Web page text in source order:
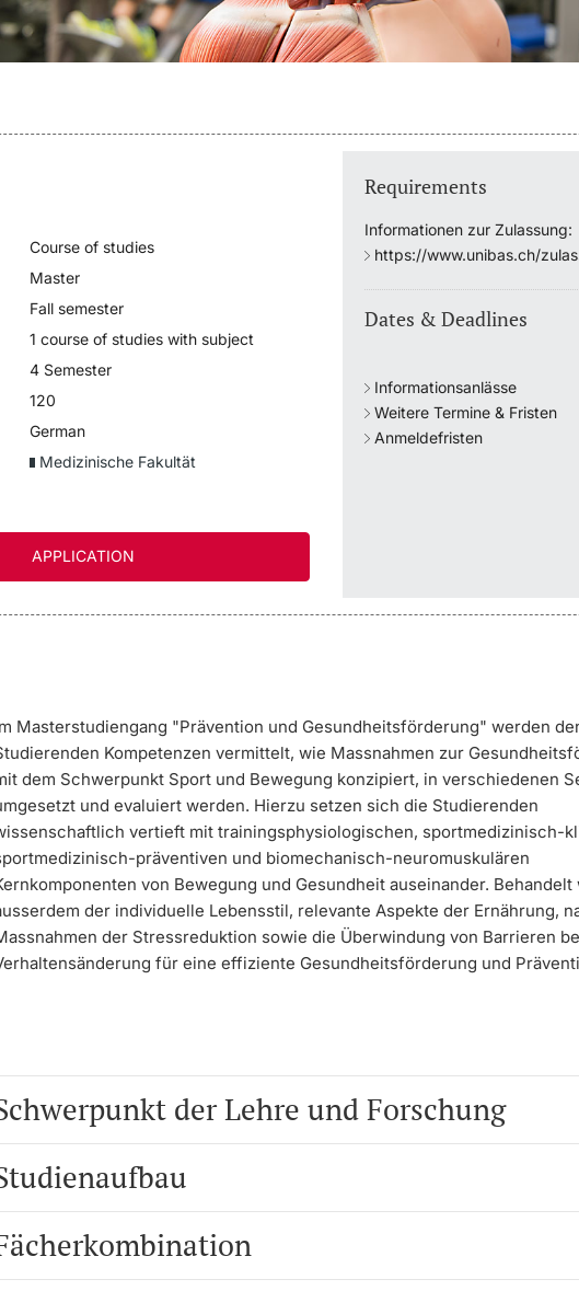
Course of studies
Master
Fall semester
1 course of studies with subject
4 Semester
120
German
Medizinische Fakultät
APPLICATION
Requirements
Informationen zur Zulassung:
https://www.unibas.ch/
Dates & Deadlines
Informationsanlässe
Weitere Termine & Fristen
Anmeldefristen
Masterstudiengang "Prävention und Gesundheitsförderung"werden
Kompetenzen vermittelt, wie Massnahmen zur
dem Schwerpunkt Sport und Bewegung konzipiert, in verschiedenen
und evaluiert werden. Hierzu setzen sich die Studierenden
vertieft mit trainingsphysiologischen, sportmedizinisch-
präventiven und biomechanisch-neuromuskulären
von Bewegung und Gesundheit auseinander. Behandelt
der individuelle Lebensstil, relevante Aspekte der Ernährung,
der Stressreduktion sowie die Überwindung von Barrieren
für eine effiziente Gesundheitsförderung und
der Lehre und Forschung